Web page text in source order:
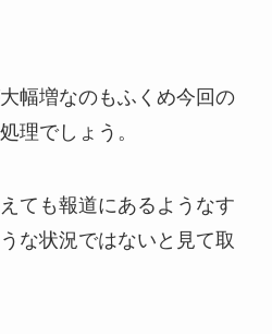
幅増なのもふくめ今回の
理でしょう。
ても報道にあるようなす
な状況ではないと見て取